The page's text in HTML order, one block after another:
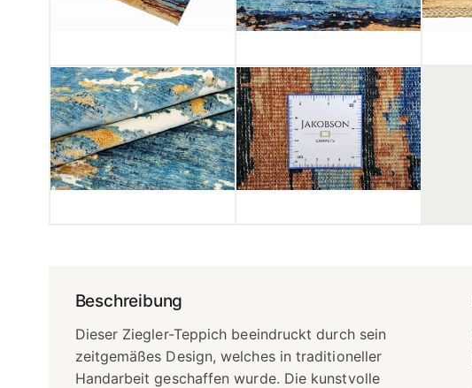
Beschreibung
Dieser Ziegler-Teppich beeindruckt durch sein
zeitgemäßes Design, welches in traditioneller
Handarbeit geschaffen wurde. Die kunstvolle